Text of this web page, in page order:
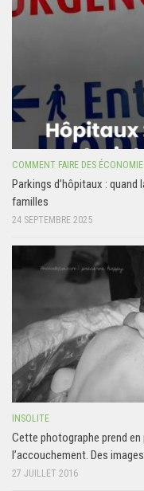
COMMENT FAIRE DES
Parkings d’hôpitaux :
familles
24 SEPTEMBRE 2025
INSOLITE
Cette photographe prend
l’accouchement. Des
27 JUILLET 2016